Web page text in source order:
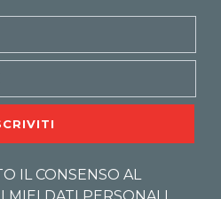
con copilot
IL CONSENSO AL